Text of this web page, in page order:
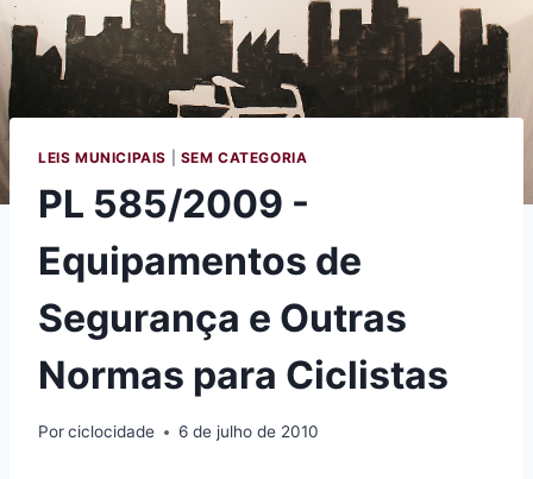
LEIS MUNICIPAIS SEM CATEGORIA
PL 585/2009 -
Equipamentos de
Segurança e Outras
Normas para Ciclistas
Porciclocidade 6 de julho de 2010